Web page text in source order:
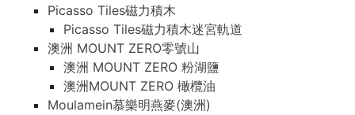
Picasso Tiles磁力積木
Picasso Tiles磁力積木迷宮軌道
澳洲 MOUNT ZERO零號山
澳洲 MOUNT ZERO 粉湖鹽
澳洲MOUNT ZERO 橄欖油
Moulamein慕樂明燕麥(澳洲)